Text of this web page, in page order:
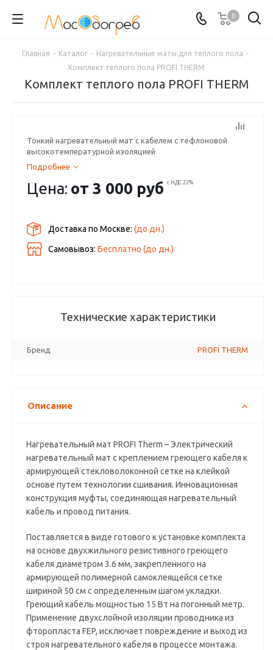
0
Главная - Каталог - Нагревательные маты для теплого пола -
Комплект теплого пола PROFI THERM
Комплект теплого пола PROFI THERM
Тонкий нагревательный мат с кабелем с тефлоновой
высокотемпературной изоляцией
Подробнее
Цена: от3 000 руб с НДС 22%
Доставка по Москве:(до дн.)
Самовывоз:Бесплатно (до дн.)
Технические характеристики
Бренд PROFI THERM
Описание
Нагревательный мат PROFI Therm – Электрический
нагревательный мат с креплением греющего кабеля к
армирующей стекловолоконной сетке на клейкой
основе путем технологии сшивания. Инновационная
конструкция муфты, соединяющая нагревательный
кабель и провод питания.
Поставляется в виде готового к установке комплекта
на основе двухжильного резистивного греющего
кабеля диаметром 3.6 мм, закрепленного на
армирующей полимерной самоклеящейся сетке
шириной 50 см с определенным шагом укладки.
Греющий кабель мощностью 15 Вт на погонный метр.
Применение двухслойной изоляции проводника из
фторопласта FEP, исключает повреждение и выход из
строя нагревательного кабеля в процессе монтажа.